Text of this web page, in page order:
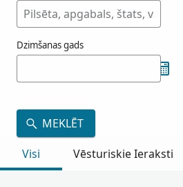
Dzimšanas gads
MEKLĒT
Visi
Vēsturiskie Ieraksti